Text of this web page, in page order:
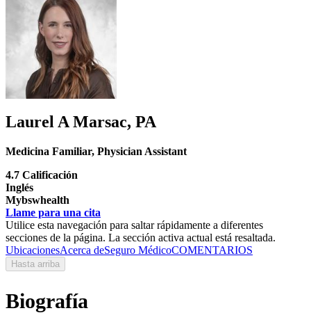
Laurel A Marsac, PA
Medicina Familiar, Physician Assistant
4.7 Calificación
Inglés
Mybswhealth
Llame para una cita
Utilice esta navegación para saltar rápidamente a diferentes
secciones de la página. La sección activa actual está resaltada.
UbicacionesAcerca deSeguro MédicoCOMENTARIOS
Hasta arriba
Biografía